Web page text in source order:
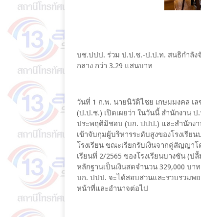
บช.ปปป. ร่วม ป.ป.ช.-ป.ป.ท. สนธิกำลัง
กลาง กว่า 3.29 แสนบาท
วันที่ 1 ก.พ. นายนิวัติไชย เกษมมงคล เ
(ป.ป.ช.) เปิดเผยว่า ในวันนี้ สำนักงาน
ประพฤติมิชอบ (บก. ปปป.) และสำนักง
เข้าจับกุมผู้บริหารระดับสูงของโรงเรี
โรงเรียน ขณะเรียกรับเงินจากคู่สัญญาโ
เรียนที่ 2/2565 ของโรงเรียนบางชัน (
หลักฐานเป็นเงินสดจำนวน 329,000 บ
บก. ปปป. จะได้สอบสวนและรวบรวมพ
หน้าที่และอำนาจต่อไป